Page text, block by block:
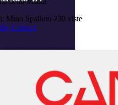
Mino Spalluto 230 viste
Colucci